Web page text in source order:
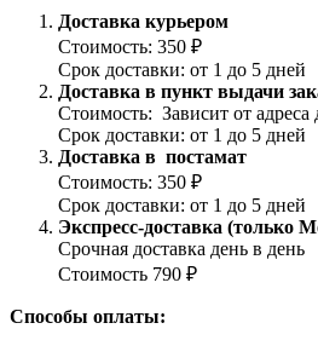
Доставка курьером
Стоимость: 350 ₽
Срок доставки: от 1 до 5 дней
Доставка в пункт выдачи
Стоимость: Зависит от адреса
Срок доставки: от 1 до 5 дней
Доставка в постамат
Стоимость: 350 ₽
Срок доставки: от 1 до 5 дней
Экспресс-доставка (только
Срочная доставка день в день
Стоимость 790 ₽
Способы оплаты: